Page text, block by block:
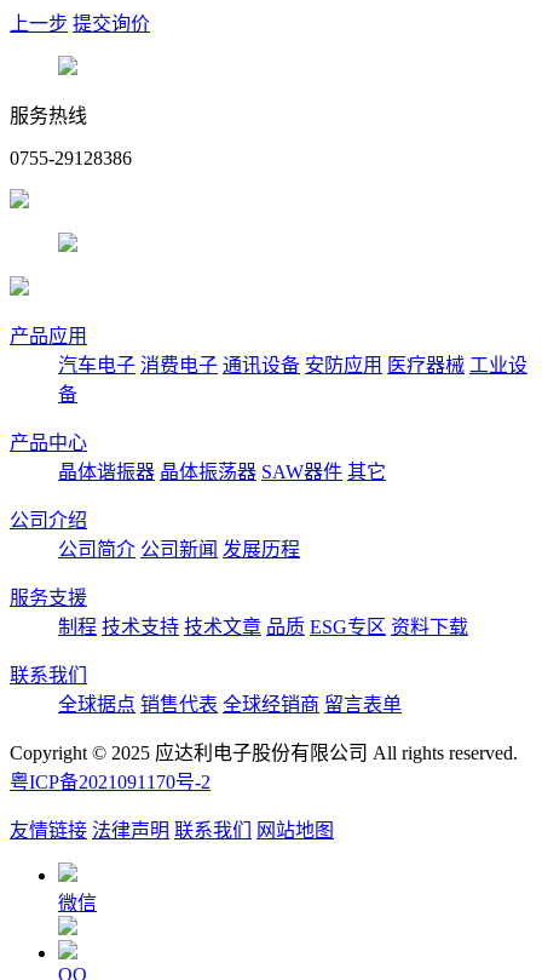
上一步 提交询价
服务热线
0755-29128386
产品应用
汽车电子 消费电子 通讯设备 安防应用 医疗器械 工业设
备
产品中心
晶体谐振器 晶体振荡器 SAW器件 其它
公司介绍
公司简介 公司新闻 发展历程
服务支援
制程 技术支持 技术文章 品质 ESG专区 资料下载
联系我们
全球据点 销售代表 全球经销商 留言表单
Copyright © 2025 应达利电子股份有限公司 All rights reserved.
粤ICP备2021091170号-2
友情链接 法律声明 联系我们 网站地图
微信
QQ